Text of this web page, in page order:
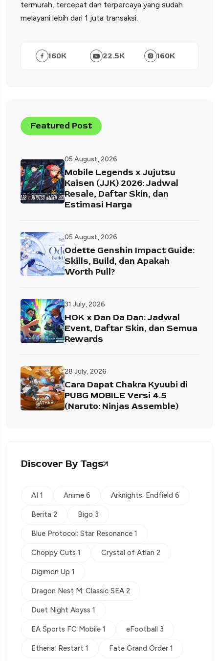
termurah, tercepat dan terpercaya yang sudah
melayani lebih dari 1 juta transaksi.
160K 22.5K 160K
Featured Post
05 August, 2026
Mobile Legends x Jujutsu
Kaisen (JJK) 2026: Jadwal
Resale, Daftar Skin, dan
Estimasi Harga
05 August, 2026
Odette Genshin Impact Guide:
Skills, Build, dan Apakah
Worth Pull?
31 July, 2026
HOK x Dan Da Dan: Jadwal
Event, Daftar Skin, dan Semua
Rewards
28 July, 2026
Cara Dapat Chakra Kyuubi di
PUBG MOBILE Versi 4.5
(Naruto: Ninjas Assemble)
Discover By Tags
AI 1 Anime 6 Arknights: Endfield 6
Berita 2 Bigo 3
Blue Protocol: Star Resonance 1
Choppy Cuts 1 Crystal of Atlan 2
Digimon Up 1
Dragon Nest M: Classic SEA 2
Duet Night Abyss 1
EA Sports FC Mobile 1 eFootball 3
Etheria: Restart 1 Fate Grand Order 1